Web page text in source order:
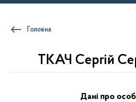
Головна
ТКАЧ Сергій
Дані про